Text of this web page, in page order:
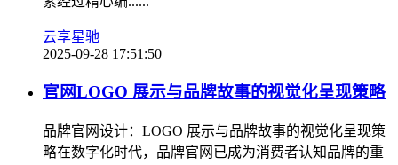
云享星驰
2025-09-28 17:51:50
官网LOGO 展示与品牌故事的视觉化呈现策略
品牌官网设计：LOGO 展示与品牌故事的视觉化呈现策
略在数字化时代，品牌官网已成为消费者认知品牌的重